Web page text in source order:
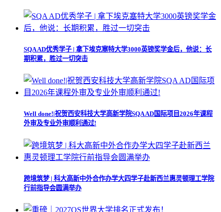
SQA AD优秀学子 | 拿下埃克塞特大学3000英镑奖学金后，他说：长
期积累，胜过一切突击
Well done!|祝贺西安科技大学高新学院SQA AD国际项目2026年课程
外审及专业外审顺利通过!
跨境筑梦 | 科大高新中外合作办学大四学子赴新西兰惠灵顿理工学院
行前指导会圆满举办